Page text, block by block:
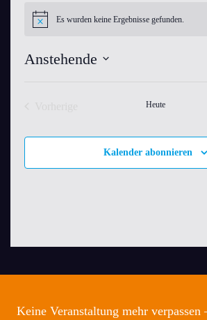
HinweisEs wurden keine Ergebnisse gefunden.
Anstehende
Heute
Kalender abonnieren
Keine Veranstaltung mehr